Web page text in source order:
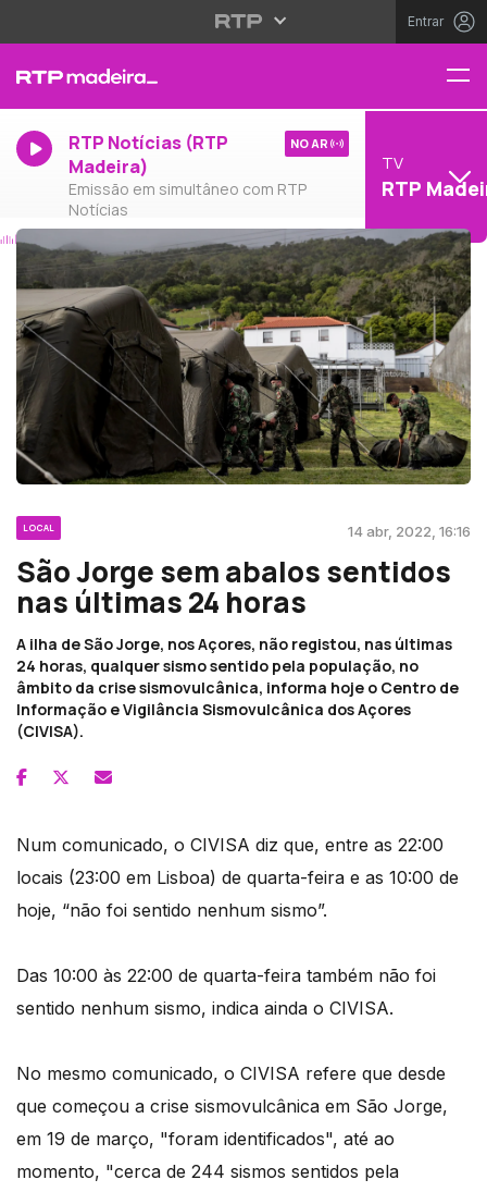
Entrar
RTP Notícias (RTP
Madeira)
Emissão em simultâneo com RTP
Notícias
NO AR
TV
RTP
LOCAL 14 abr, 2022, 16:16
São Jorge sem abalos sentidos
nas últimas 24 horas
A ilha de São Jorge, nos Açores, não registou, nas últimas
24 horas, qualquer sismo sentido pela população, no
âmbito da crise sismovulcânica, informa hoje o Centro de
Informação e Vigilância Sismovulcânica dos Açores
(CIVISA).
Num comunicado, o CIVISA diz que, entre as 22:00
locais (23:00 em Lisboa) de quarta-feira e as 10:00 de
hoje, “não foi sentido nenhum sismo”.
Das 10:00 às 22:00 de quarta-feira também não foi
sentido nenhum sismo, indica ainda o CIVISA.
No mesmo comunicado, o CIVISA refere que desde
que começou a crise sismovulcânica em São Jorge,
em 19 de março, "foram identificados", até ao
momento, "cerca de 244 sismos sentidos pela